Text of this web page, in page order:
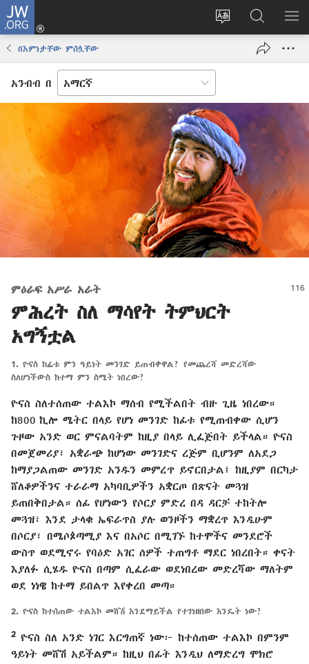
JW.ORG
የድረ
ግባ
(አዲስ
JW.ORG
ላይ
መፈለጊያ
በእምነታቸው ምሰሏቸው
አንብብ በ
ምዕራፍ አሥራ አራት
ምሕረት ስለ ማሳየት ትምህርት
አግኝቷል
1. ዮናስ ከፊቱ ምን ዓይነት መንገድ ይጠብቀዋል? የመጨረሻ መድረሻው
ስለሆነችውስ ከተማ ምን ስሜት ነበረው?
ዮናስ ስለተሰጠው ተልእኮ ማሰብ የሚችልበት ብዙ ጊዜ ነበረው።
ከ800 ኪሎ ሜትር በላይ የሆነ መንገድ ከፊቱ የሚጠብቀው ሲሆን
ጉዞው አንድ ወር ምናልባትም ከዚያ በላይ ሊፈጅበት ይችላል። ዮናስ
በመጀመሪያ፣ አቋራጭ ከሆነው መንገድና ረጅም ቢሆንም ለአደጋ
ከማያጋልጠው መንገድ አንዱን መምረጥ ይኖርበታል፤ ከዚያም በርካታ
ሸለቆዎችንና ተራራማ አካባቢዎችን አቋርጦ በጽናት መጓዝ
ይጠበቅበታል። ሰፊ የሆነውን የሶርያ ምድረ በዳ ዳርቻ ተከትሎ
መጓዝ፣ እንደ ታላቁ ኤፍራጥስ ያሉ ወንዞችን ማቋረጥ እንዲሁም
በሶርያ፣ በሜሶጶጣሚያ እና በአሶር በሚገኙ ከተሞችና መንደሮች
ውስጥ ወደሚኖሩ የባዕድ አገር ሰዎች ተጠግቶ ማደር ነበረበት። ቀናት
እያለፉ ሲሄዱ ዮናስ በጣም ሲፈራው ወደነበረው መድረሻው ማለትም
ወደ ነነዌ ከተማ ይበልጥ እየቀረበ መጣ።
2. ዮናስ ከተሰጠው ተልእኮ መሸሽ እንደማይችል የተገነዘበው እንዴት ነው?
2 ዮናስ ስለ አንድ ነገር እርግጠኛ ነው፦ ከተሰጠው ተልእኮ በምንም
ዓይነት መሸሽ አይችልም። ከዚህ በፊት እንዲህ ለማድረግ ሞክሮ